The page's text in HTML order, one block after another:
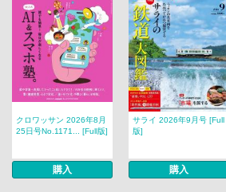
クロワッサン 2026年8月
25日号No.1171... [Full版]
購入
サライ 2026年9月号 [Full
版]
購入